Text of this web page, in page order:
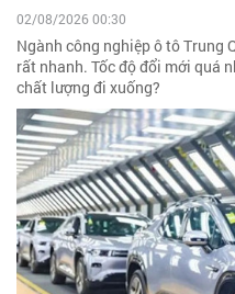
02/08/2026 00:30
Ngành công nghiệp ô tô Trung
rất nhanh. Tốc độ đổi mới quá
chất lượng đi xuống?